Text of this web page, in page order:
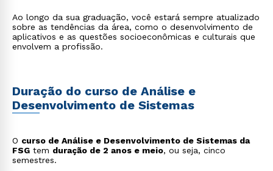
Ao longo da sua graduação, você estará sempre atualizado
sobre as tendências da área, como o desenvolvimento de
aplicativos e as questões socioeconômicas e culturais que
envolvem a profissão.
Duração do curso de Análise e
Desenvolvimento de Sistemas
O curso de Análise e Desenvolvimento de Sistemas da
FSG tem duração de 2 anos e meio, ou seja, cinco
semestres.